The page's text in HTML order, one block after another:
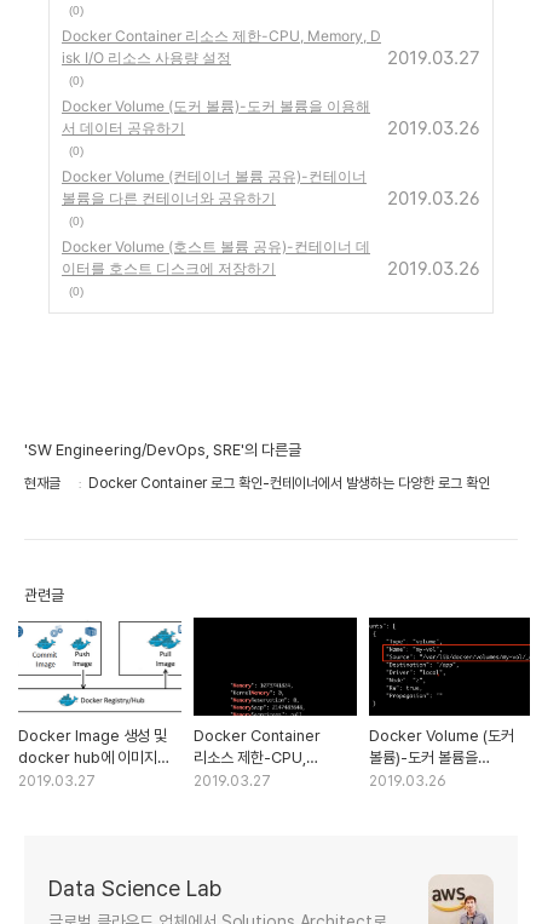
(0)
Docker Container 리소스 제한-CPU, Memory, D
isk I/O 리소스 사용량 설정
(0)
2019.03.27
Docker Volume (도커 볼륨)-도커 볼륨을 이용해
서 데이터 공유하기
(0)
2019.03.26
Docker Volume (컨테이너 볼륨 공유)-컨테이너
볼륨을 다른 컨테이너와 공유하기
(0)
2019.03.26
Docker Volume (호스트 볼륨 공유)-컨테이너 데
이터를 호스트 디스크에 저장하기
(0)
2019.03.26
'SW Engineering/DevOps, SRE'의 다른글
현재글 Docker Container 로그 확인-컨테이너에서 발생하는 다양한 로그 확인
관련글
Docker Image 생성 및
docker hub에 이미지
업로드
2019.03.27
Docker Container
리소스 제한-CPU,
Memory, Disk I/O
2019.03.27
Docker Volume (도커
볼륨)-도커 볼륨을
이용해서 데이터 공유하기
2019.03.26
Data Science Lab